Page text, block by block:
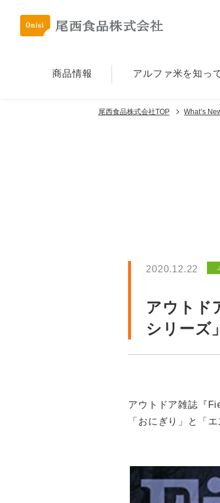
商品情報 アルファ⽶を知っ
尾西食品株式会社TOP What’s
2020.12.22
アウトド
シリーズ
アウトドア雑誌『
「おにぎり」と「